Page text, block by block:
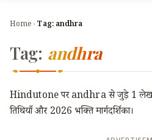
Home › Tag: andhra
Tag: andhra
Hindutone पर andhra से जुड़े 1 लेख —
तिथियाँ और 2026 भक्ति मार्गदर्शिका।